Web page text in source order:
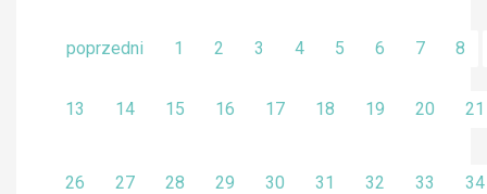
poprzedni 1 2 3 4 5 6 7 8
13 14 15 16 17 18 19 20 21
26 27 28 29 30 31 32 33
34